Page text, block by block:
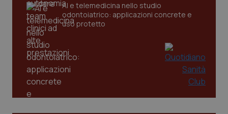
AI e telemedicina nello studio
odontoiatrico: applicazioni concrete e
uso protetto
CookieScriptConsent
CookieScript